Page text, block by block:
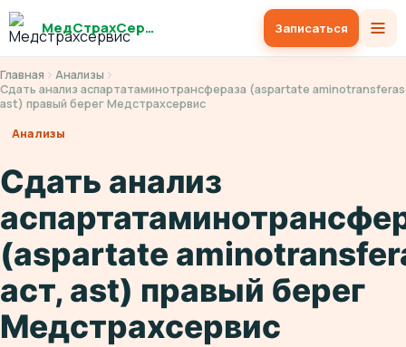
МедСтрахСервис Записаться
Главная
Анализы
Сдать анализ аспартатаминотрансфераза (aspartate
ast) правый берег Медстрахсервис
Анализы
Сдать анализ
(aspartate
аст, ast) правый берег
Медстрахсервис